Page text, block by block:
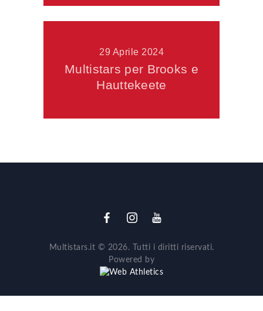
29 Aprile 2024
Multistars per Brooks e
Hauttekeete
Multistars.it © 2026. Tutti i diritti riservati.
Powered by